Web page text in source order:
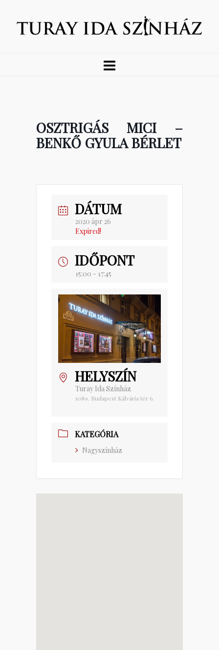
OSZTRIGÁS MICI –
BENKŐ GYULA BÉRLET
DÁTUM
2020 ápr 26
Expired!
IDŐPONT
15:00 - 17:45
HELYSZÍN
Turay Ida Színház
1089. Budapest Kálvária tér 6.
KATEGÓRIA
Nagyszínház